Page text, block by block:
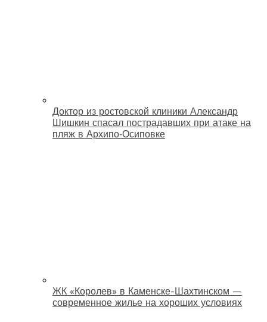
Доктор из ростовской клиники Александр
Шишкин спасал пострадавших при атаке на
пляж в Архипо‑Осиповке
ЖК «Королев» в Каменске-Шахтинском —
современное жилье на хороших условиях